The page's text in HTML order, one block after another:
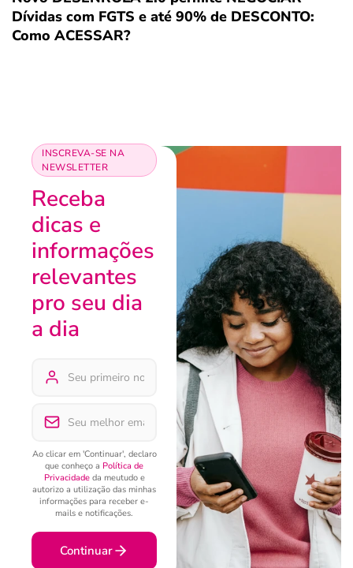
Dívidas com FGTS e até 90% de DESCONTO:
Como ACESSAR?
INSCREVA-SE NA
NEWSLETTER
Receba
dicas e
informações
relevantes
pro seu dia
a dia
Ao clicar em 'Continuar', declaro
que conheço a Política de
Privacidadeda meutudo e
autorizo a utilização das minhas
informações para receber e-
mails e notificações.
Continuar